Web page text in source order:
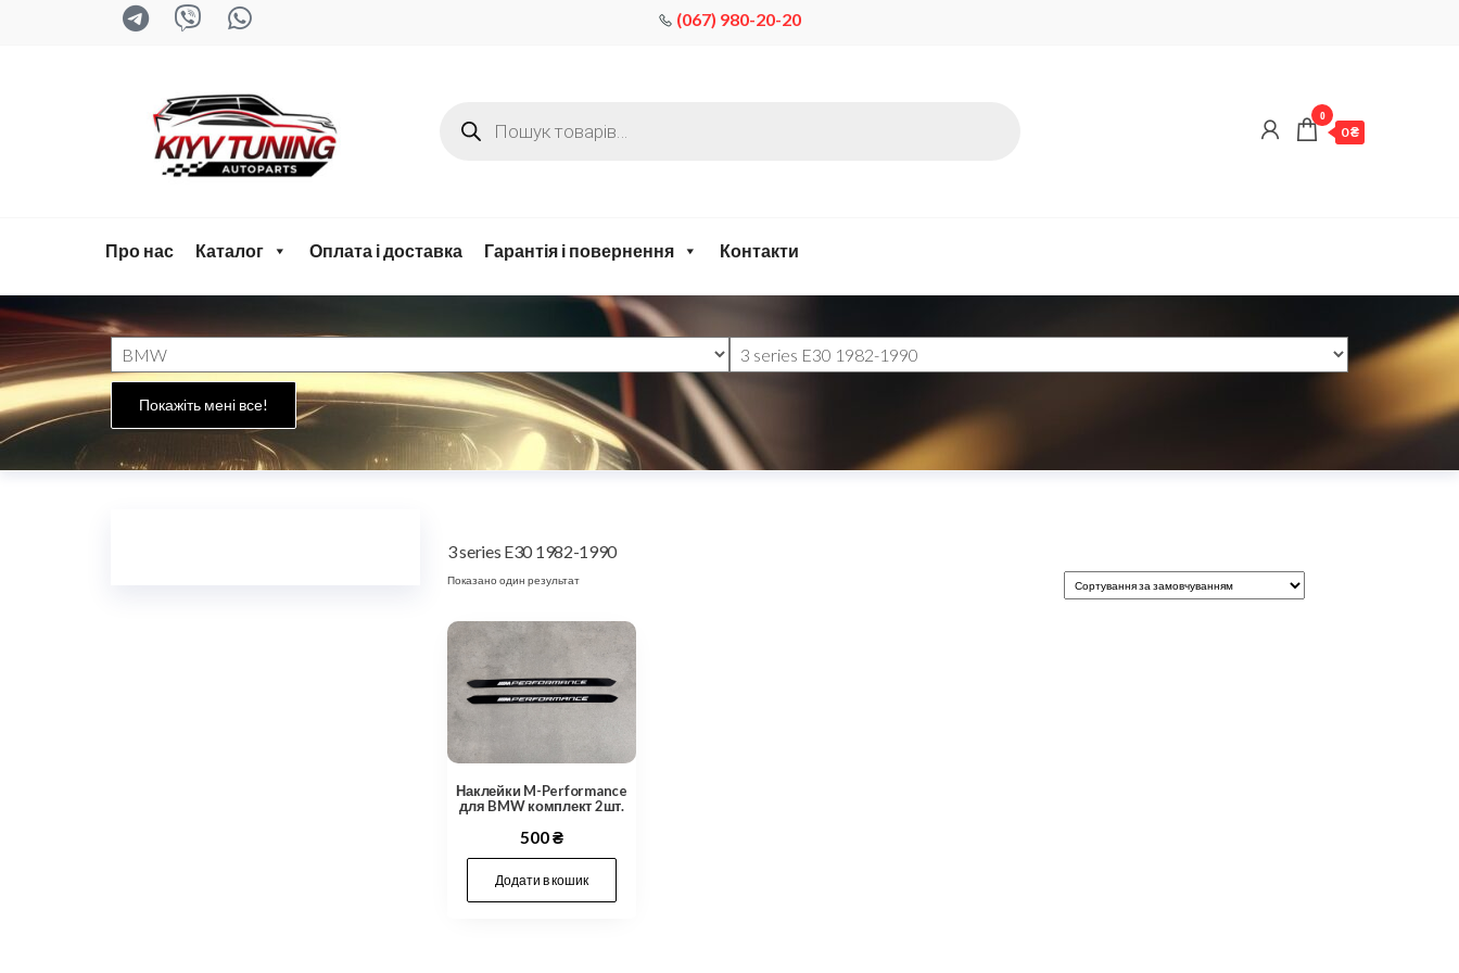
(067) 980-20-20
tuning.com
0
0 ₴
Про нас Каталог Оплата і доставка Гарантія і повернення Контакти
Покажіть мені все!
3 series E30 1982-1990
Показано один результат
Наклейки M-Performance
для BMW комплект 2шт.
500₴
Додати в кошик